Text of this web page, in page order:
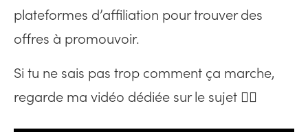
plateformes d’affiliation pour trouver des
offres à promouvoir.
Si tu ne sais pas trop comment ça marche,
regarde ma vidéo dédiée sur le sujet 👇🏻